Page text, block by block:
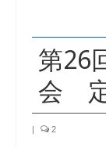
第26
会
2